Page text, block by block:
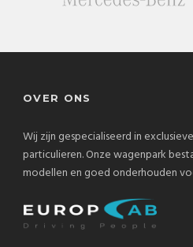
OVER ONS
Wij zijn gespecialiseerd in
particulieren. Onze wagenpark
modellen en goed onderhouden